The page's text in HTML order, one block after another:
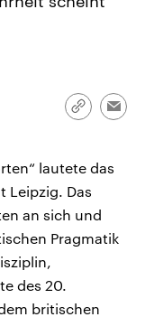
die Vereinigten
Link
lautete das
Leipzig. Das
an sich und
Pragmatik
des 20.
britischen